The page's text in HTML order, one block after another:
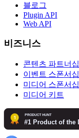
블로그
Plugin API
Web API
비즈니스
콘텐츠 파트너십
이벤트 스폰서십
미디어 스폰서십
미디어 키트